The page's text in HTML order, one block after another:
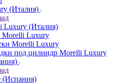
(Италия)
Luxury (Италия)
Morelli Luxury
Morelli Luxury
под цилиндр Morelli Luxury
(Испания)